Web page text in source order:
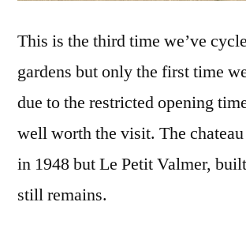
This is the third time we’ve
gardens but only the first time
due to the restricted opening
well worth the visit. The
in 1948 but Le Petit Valmer,
still remains.